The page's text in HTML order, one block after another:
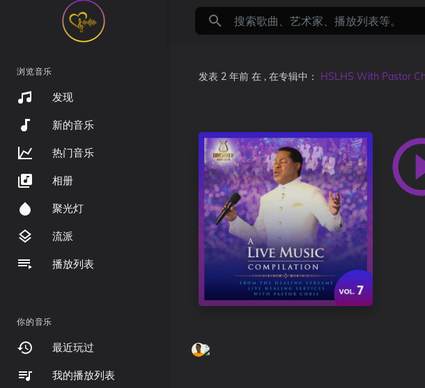
浏览音乐
发现
新的音乐
热门音乐
相册
聚光灯
流派
播放列表
你的音乐
最近玩过
我的播放列表
发表 2 年前 在 , 在专辑中： HSLHS With Pastor